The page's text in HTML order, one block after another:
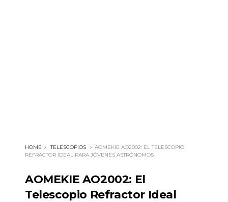
HOME TELESCOPIOS
AOMEKIE AO2002: EL TELESCOPIO
REFRACTOR IDEAL PARA JÓVENES ASTRÓNOMOS
AOMEKIE AO2002: El
Telescopio Refractor Ideal